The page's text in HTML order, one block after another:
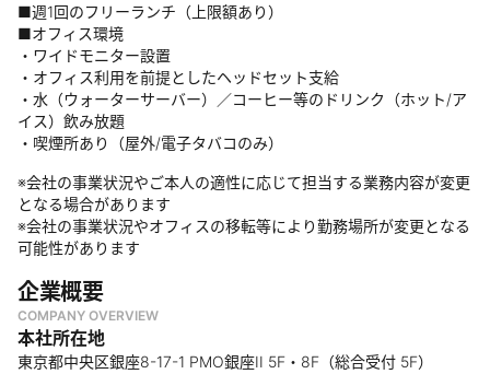
■週1回のフリーランチ（上限額あり）
■オフィス環境
・ワイドモニター設置
・オフィス利用を前提としたヘッドセット支給
・水（ウォーターサーバー）／コーヒー等のドリンク（ホット/ア
イス）飲み放題
・喫煙所あり（屋外/電子タバコのみ）
※会社の事業状況やご本人の適性に応じて担当する業務内容が変更
となる場合があります
※会社の事業状況やオフィスの移転等により勤務場所が変更となる
可能性があります
企業概要
COMPANY OVERVIEW
本社所在地
東京都中央区銀座8-17-1 PMO銀座II 5F・8F（総合受付 5F）